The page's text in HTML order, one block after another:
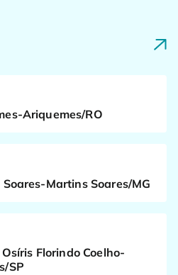
Ariquemes/RO
Martins Soares/MG
Florindo Coelho-
SP